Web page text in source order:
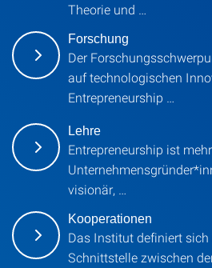
Theorie und …
Forschung
Der
auf technologischen
Entrepreneurship …
Lehre
Entrepreneurship ist
visionär, …
Kooperationen
Das Institut definiert
Schnittstelle zwischen